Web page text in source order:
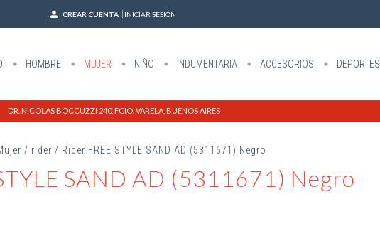
CREAR CUENTA INICIAR SESIÓN
HOMBRE MUJER NIÑO INDUMENTARIA ACCESORIOS DEPORTES
DR. NICOLAS BOCCUZZI 240, FCIO. VARELA, BUENOS AIRES
/ rider / Rider FREE STYLE SAND AD (5311671) Negro
SAND AD (5311671) Negro